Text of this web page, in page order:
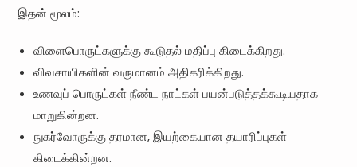
இதன் மூலம்:
விளைபொருட்களுக்கு கூடுதல் மதிப்பு கிடைக்கிறது.
விவசாயிகளின் வருமானம் அதிகரிக்கிறது.
உணவுப் பொருட்கள் நீண்ட நாட்கள் பயன்படுத்தக்கூடியதாக
மாறுகின்றன.
நுகர்வோருக்கு தரமான, இயற்கையான தயாரிப்புகள்
கிடைக்கின்றன.